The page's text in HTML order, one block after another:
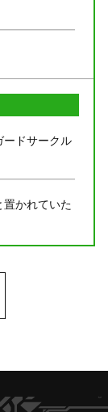
ードサークル
置かれていた
ァンガードch